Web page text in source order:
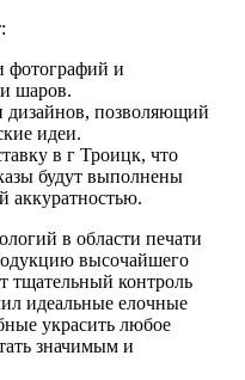
фотографий и
шаров.
позволяющий
идеи.
в г Троицк, что
будут выполнены
аккуратностью.
в области печати
высочайшего
тщательный контроль
идеальные елочные
украсить любое
значимым и